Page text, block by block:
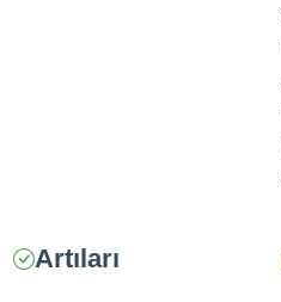
Artıları